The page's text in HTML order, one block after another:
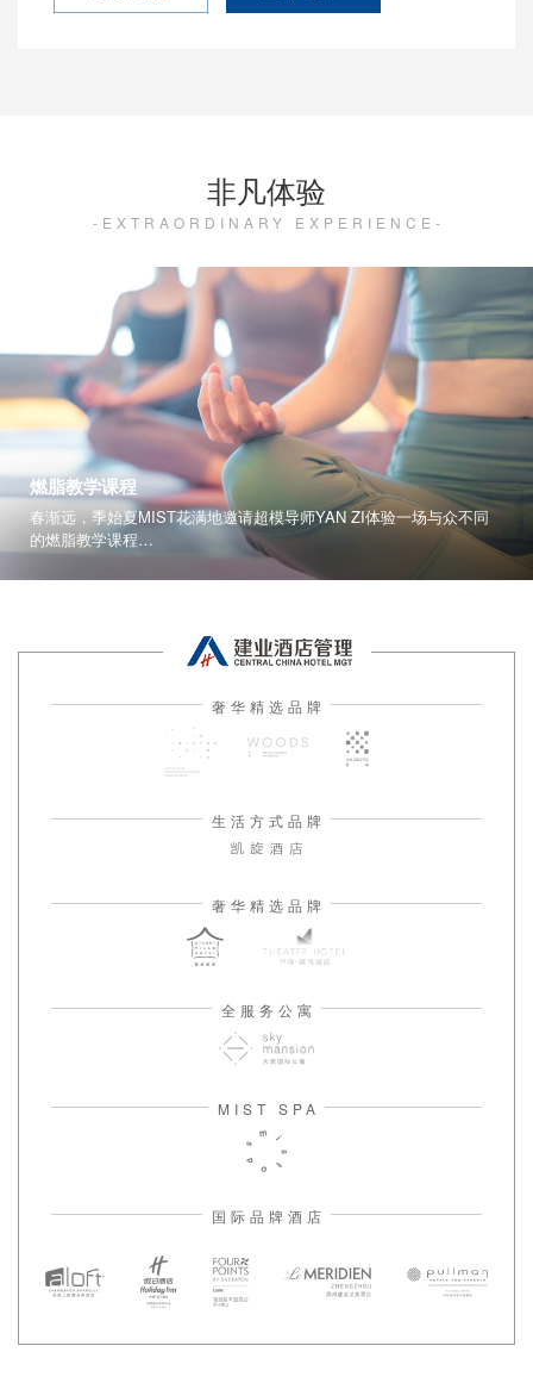
非凡体验
EXTRAORDINARY EXPERIENCE
燃脂教学课程
春渐远，季始夏MIST花满地邀请超模导师YAN ZI体验一场与众不同
的燃脂教学课程
奢华精选品牌
生活方式品牌
奢华精选品牌
全服务公寓
MIST SPA
国际品牌酒店